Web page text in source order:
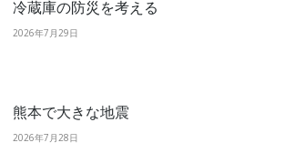
冷蔵庫の防災を考える
2026年7月29日
熊本で大きな地震
2026年7月28日